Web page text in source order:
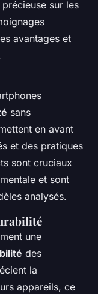
sur les
avantages et
sans
en avant
et des pratiques
sont cruciaux
et sont
analysés.
une
des
la
appareils, ce